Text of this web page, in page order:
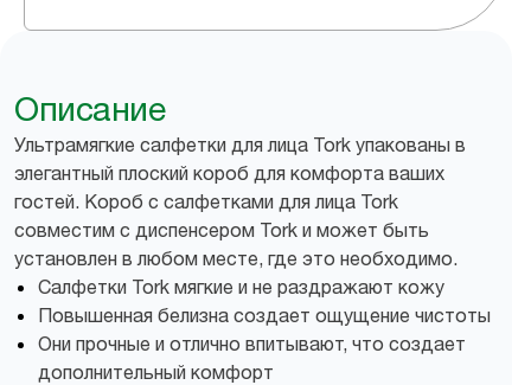
Описание
Ультрамягкие салфетки для лица Tork упакованы в
элегантный плоский короб для комфорта ваших
гостей. Короб с салфетками для лица Tork
совместим с диспенсером Tork и может быть
установлен в любом месте, где это необходимо.
Салфетки Tork мягкие и не раздражают кожу
Повышенная белизна создает ощущение чистоты
Они прочные и отлично впитывают, что создает
дополнительный комфорт